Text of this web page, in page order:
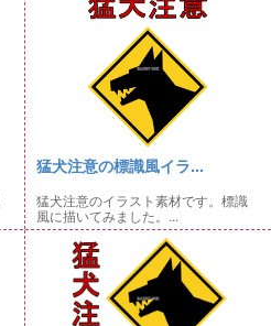
猛犬注意の標識風イラ...
猛犬注意のイラスト素材です。標識
風に描いてみました。...